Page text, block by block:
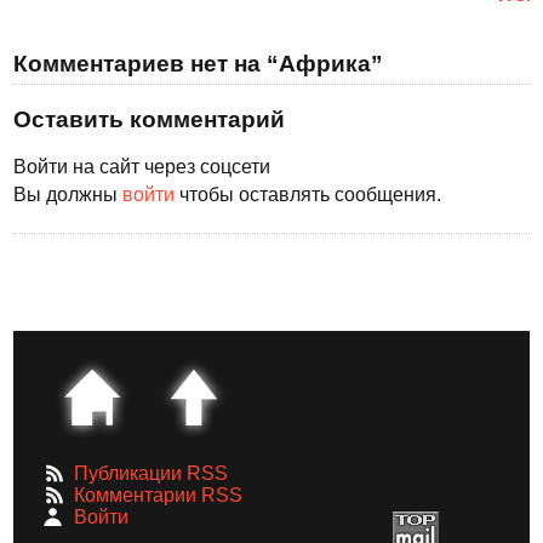
Комментариев нет на “Африка”
Оставить комментарий
Войти на сайт через соцсети
Вы должны войти чтобы оставлять сообщения.
Публикации RSS
Комментарии RSS
Войти